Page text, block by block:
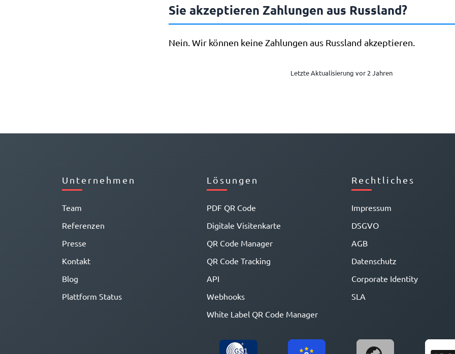
Sie akzeptieren Zahlungen aus Russland?
Nein. Wir können keine Zahlungen aus Russland akzeptieren.
Letzte Aktualisierung vor 2 Jahren
Unternehmen
Team
Referenzen
Presse
Kontakt
Blog
Plattform Status
Lösungen
PDF QR Code
Digitale Visitenkarte
QR Code Manager
QR Code Tracking
API
Webhooks
White Label QR Code Manager
Rechtliches
Impressum
DSGVO
AGB
Datenschutz
Corporate Identity
SLA